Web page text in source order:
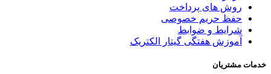
روش های پرداخت
حفظ حریم خصوصی
شرایط و ضوابط
آموزش هفتگی گیتار الکتریک
خدمات مشتریان